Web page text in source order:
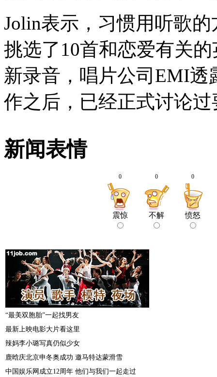
Jolin表示，习惯用听歌
挑选了10首和恋爱有关
新录音，唱片公司EMI透
作之后，已经正式讨论
新闻表情
0
震惊
0
不解
0
愤怒